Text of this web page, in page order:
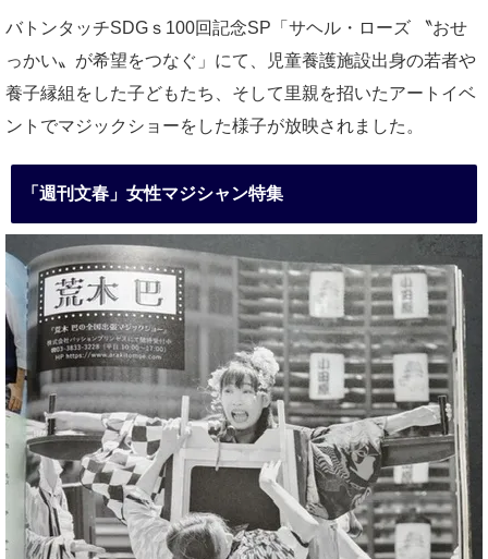
バトンタッチSDGｓ100回記念SP「サヘル・ローズ 〝おせ
っかい〟が希望をつなぐ」にて、児童養護施設出身の若者や
養子縁組をした子どもたち、そして里親を招いたアートイベ
ントでマジックショーをした様子が放映されました。
「週刊文春」女性マジシャン特集